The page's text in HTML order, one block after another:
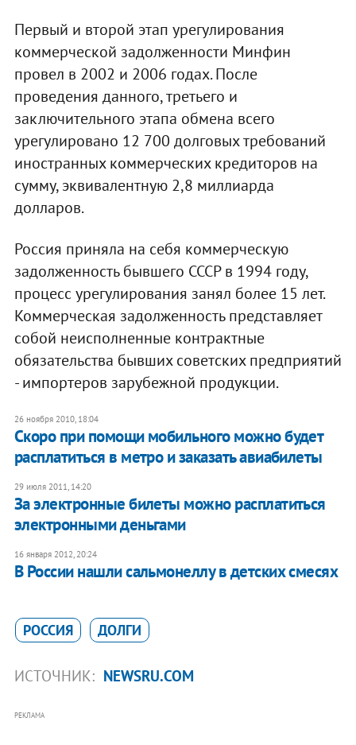
Первый и второй этап урегулирования
коммерческой задолженности Минфин
провел в 2002 и 2006 годах. После
проведения данного, третьего и
заключительного этапа обмена всего
урегулировано 12 700 долговых требований
иностранных коммерческих кредиторов на
сумму, эквивалентную 2,8 миллиарда
долларов.
Россия приняла на себя коммерческую
задолженность бывшего СССР в 1994 году,
процесс урегулирования занял более 15 лет.
Коммерческая задолженность представляет
собой неисполненные контрактные
обязательства бывших советских предприятий
- импортеров зарубежной продукции.
26 ноября 2010, 18:04
Скоро при помощи мобильного можно будет
расплатиться в метро и заказать авиабилеты
29 июля 2011, 14:20
За электронные билеты можно расплатиться
электронными деньгами
16 января 2012, 20:24
В России нашли сальмонеллу в детских смесях
РОССИЯ ДОЛГИ
ИСТОЧНИК: NEWSRU.COM
РЕКЛАМА